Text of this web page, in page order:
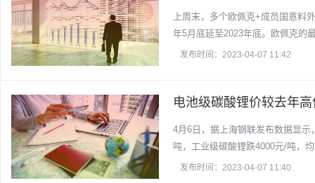
上周末，多个欧佩克+成员国意料
年5月底延至2023年底。欧佩克的
发布时间：2023-04-07 11:42
电池级碳酸锂价较去年
4月6日，据上海钢联发布数据显
吨，工业级碳酸锂跌4000元/吨，
发布时间：2023-04-07 11:40